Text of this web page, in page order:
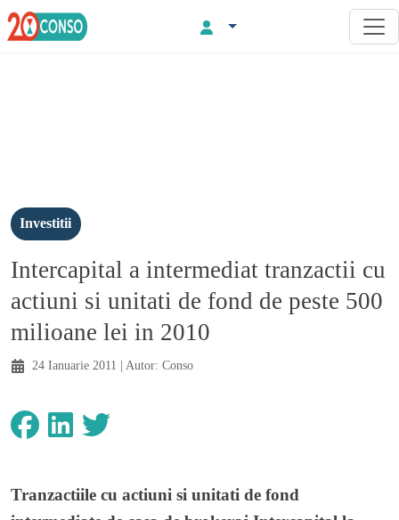
Investitii
Intercapital a intermediat tranzactii cu
actiuni si unitati de fond de peste 500
milioane lei in 2010
24 Ianuarie 2011 | Autor: Conso
Tranzactiile cu actiuni si unitati de fond